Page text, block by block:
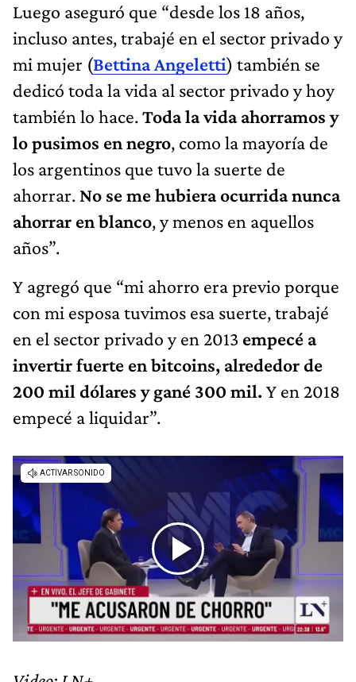
Luego aseguró que “desde los 18 años,
incluso antes, trabajé en el sector privado y
mi mujer (Bettina Angeletti) también se
dedicó toda la vida al sector privado y hoy
también lo hace.Toda la vida ahorramos y
lo pusimos en negro, como la mayoría de
los argentinos que tuvo la suerte de
ahorrar. No se me hubiera ocurrida nunca
ahorrar en blanco, y menos en aquellos
años”.
Y agregó que “mi ahorro era previo porque
con mi esposa tuvimos esa suerte, trabajé
en el sector privado y en 2013 empecé a
invertir fuerte en bitcoins, alrededor de
200 mil dólares y gané 300 mil. Y en 2018
empecé a liquidar”.